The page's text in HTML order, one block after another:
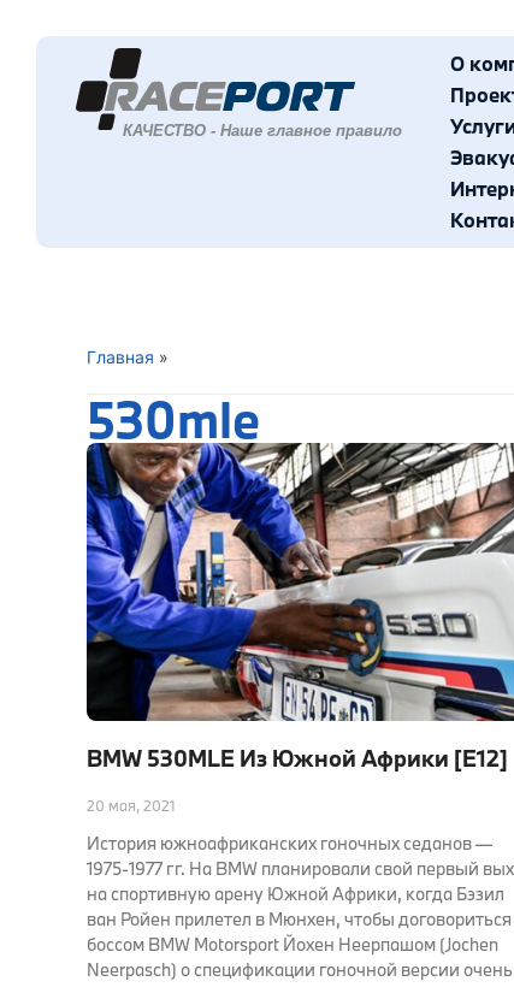
О
Главная »
530mle
BMW 530MLE Из Южной Африки [E12]
20 мая, 2021
История южноафриканских гоночных седанов —
1975-1977 гг. На BMW планировали свой первый
на спортивную арену Южной Африки, когда Бэзил
ван Ройен прилетел в Мюнхен, чтобы договориться
боссом BMW Motorsport Йохен Неерпашом (Jochen
Neerpasch) о спецификации гоночной версии очень